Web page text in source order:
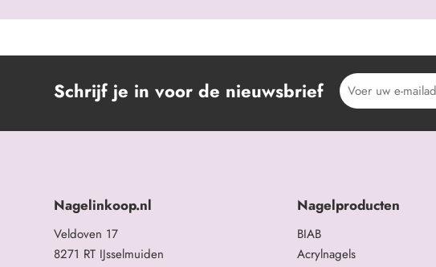
Schrijf je in voor de nieuwsbrief
Nagelinkoop.nl
Veldoven 17
8271 RT IJsselmuiden
Nagelproducten
BIAB
Acrylnagels